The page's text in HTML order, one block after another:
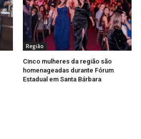
Região
Cinco mulheres da região são
homenageadas durante Fórum
Estadual em Santa Bárbara